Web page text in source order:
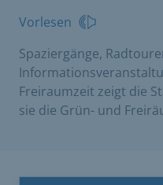
Vorlesen
Spaziergänge,
Freiraumzeit zeigt die
sie die Grün- und